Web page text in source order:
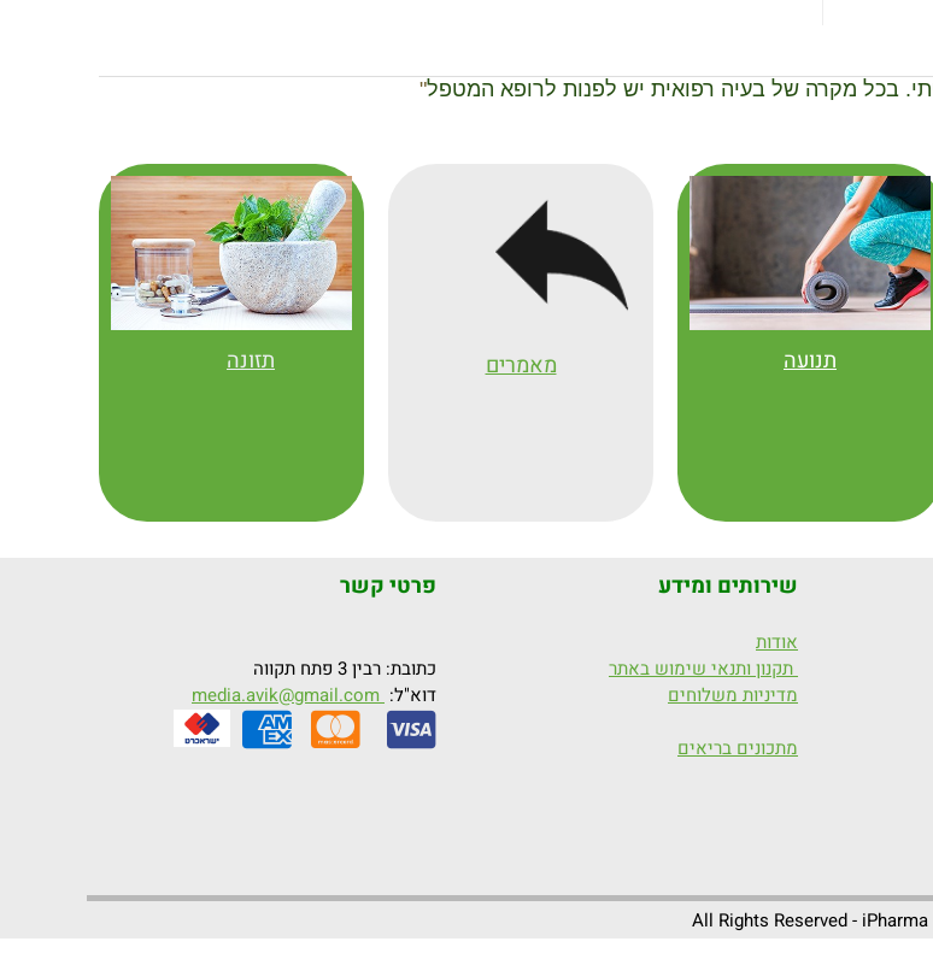
בכל מקרה של בעיה רפואית יש לפנות לרופא המטפל"
תנועה מאמרים תזונה
שירותים ומידע
אודות
תקנון ותנאי שימוש באתר
מדיניות משלוחים
מתכונים בריאים
פרטי קשר
כתובת: רבין 3 פתח תקווה
דוא"ל:
All Rights Reserved - iPharma